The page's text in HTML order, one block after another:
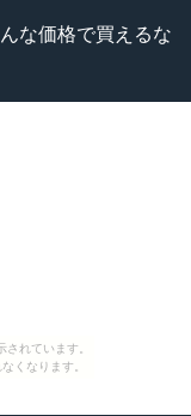
れています。
くなります。
な価格で買えるな